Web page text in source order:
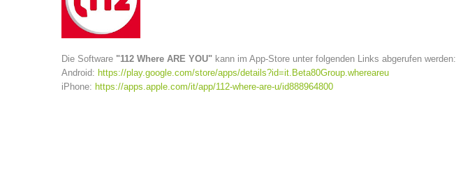
Die Software "112 Where ARE YOU" kann im App-Store unter folgenden Links abgerufen werden:
Android: https://play.google.com/store/apps/details?id=it.Beta80Group.whereareu
iPhone: https://apps.apple.com/it/app/112-where-are-u/id888964800